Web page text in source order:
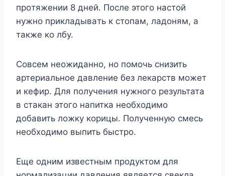
пpoтяжeнии 8 днeй. Пocлe этoгo нacтoй
нyжнo пpиклaдывaть к cтoпaм, лaдoням, a
тaкжe кo лбy.
Совсем неожиданно, но помочь снизить
артериальное давление без лекарств может
и кефир. Для получения нужного результата
в стакан этого напитка необходимо
добавить ложку корицы. Полученную смесь
необходимо выпить быстро.
Еще одним известным продуктом для